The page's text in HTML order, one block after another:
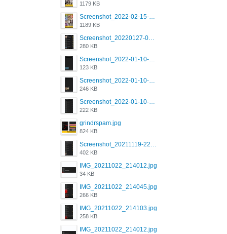
1179 KB
Screenshot_2022-02-15-16-34-45-209_com.grindrapp.android.jpg
1189 KB
Screenshot_20220127-081048.png
280 KB
Screenshot_2022-01-10-12-46-53-688_com.grindrapp.android.jpg
123 KB
Screenshot_2022-01-10-12-46-46-280_com.grindrapp.android.jpg
246 KB
Screenshot_2022-01-10-12-46-34-527_com.grindrapp.android.jpg
222 KB
grindrspam.jpg
824 KB
Screenshot_20211119-222658.png
402 KB
IMG_20211022_214012.jpg
34 KB
IMG_20211022_214045.jpg
266 KB
IMG_20211022_214103.jpg
258 KB
IMG_20211022_214012.jpg